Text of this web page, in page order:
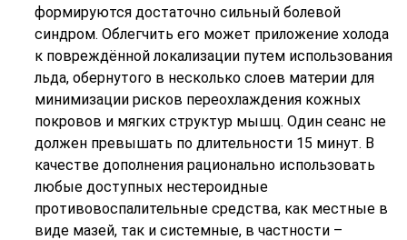
формируются достаточно сильный болевой
синдром. Облегчить его может приложение холода
к повреждённой локализации путем использования
льда, обернутого в несколько слоев материи для
минимизации рисков переохлаждения кожных
покровов и мягких структур мышц. Один сеанс не
должен превышать по длительности 15 минут. В
качестве дополнения рационально использовать
любые доступных нестероидные
противовоспалительные средства, как местные в
виде мазей, так и системные, в частности –